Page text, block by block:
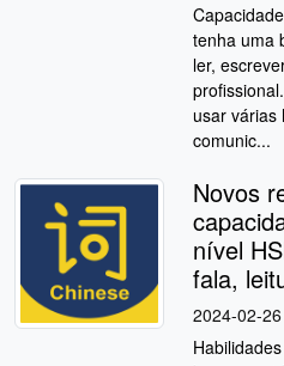
tenha uma
ler,
usar várias
comunic...
Novos
nível
fala,
2024-02-